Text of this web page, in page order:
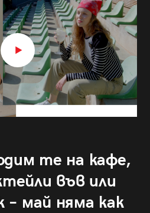
те на кафе,
във или
– май няма как